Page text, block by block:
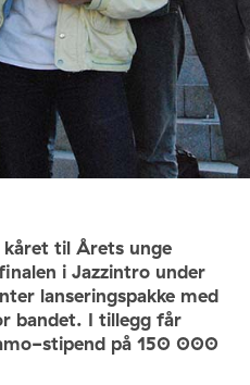
kåret til Årets unge
i Jazzintro under
lanseringspakke med
bandet. I tillegg får
stipend på 150 000